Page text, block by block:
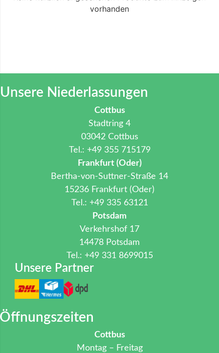
vorhanden
Unsere Niederlassungen
Cottbus
Stadtring 4
03042 Cottbus
Tel.: +49 355 715179
Frankfurt (Oder)
Bertha-von-Suttner-Straße 14
15236 Frankfurt (Oder)
Tel.: +49 335 63121
Potsdam
Verkehrshof 17
14478 Potsdam
Tel.: +49 331 8699015
Unsere Partner
Öffnungszeiten
Cottbus
Montag – Freitag